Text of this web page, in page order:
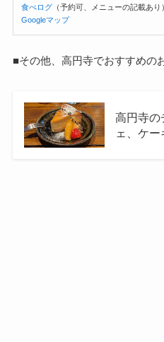
食べログ （予約可、メニューの記載あり
Googleマップ
■その他、高円寺でおすすめの
高円寺の
ェ、ケ